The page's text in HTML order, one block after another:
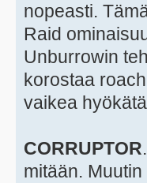
nopeasti.
Raid
Unburrowin
korostaa
vaikea
CORRUPTOR
mitään.